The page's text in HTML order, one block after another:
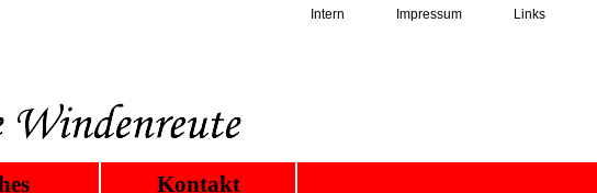
Intern Impressum Links
Kontakt